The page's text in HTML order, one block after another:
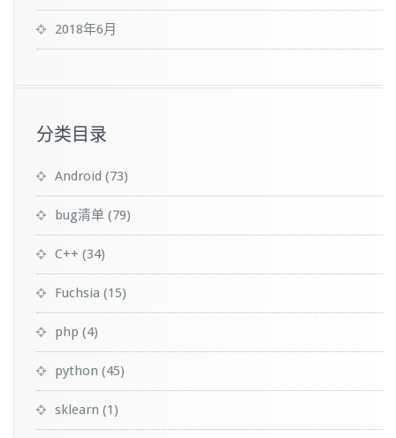
2018年6月
分类目录
Android (73)
bug清单 (79)
C++ (34)
Fuchsia (15)
php (4)
python (45)
sklearn (1)